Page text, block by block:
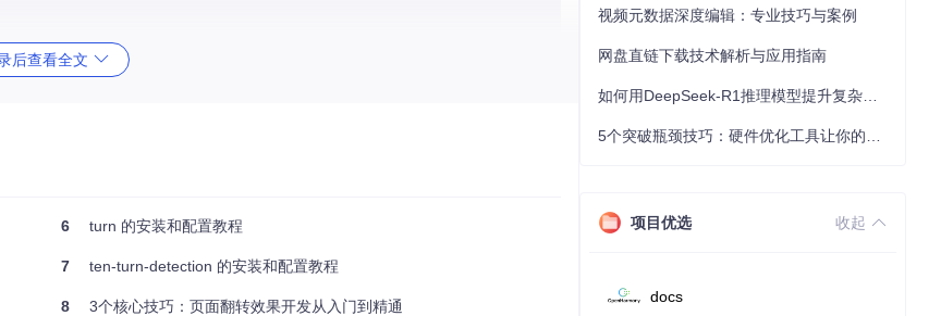
后查看全文
6 turn 的安装和配置教程
7 ten-turn-detection 的安装和配置教程
8 3个核心技巧：页面翻转效果开发从入门到精通
视频元数据深度编辑：专业技巧与案例
网盘直链下载技术解析与应用指南
项目优选 收起
docs